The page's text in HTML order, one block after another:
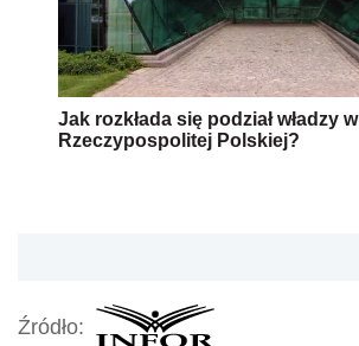
Jak rozkłada się podział władzy w
Rzeczypospolitej Polskiej?
Źródło: